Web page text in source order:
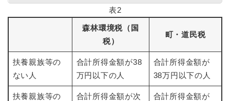
表2
森林環境税（国
税）
町・道民税
扶養親族等の
ない人
合計所得金額が38
万円以下の人
合計所得金額が
38万円以下の人
扶養親族等の
合計所得金額が次
合計所得金額が